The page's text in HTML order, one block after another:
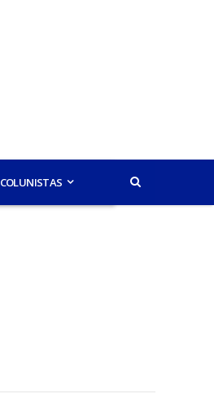
COLUNISTAS